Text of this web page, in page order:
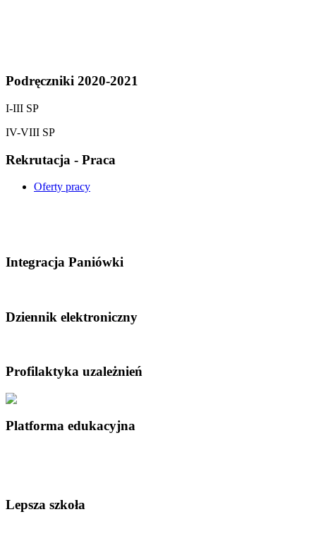
Podręczniki 2020-2021
I-III SP
IV-VIII SP
Rekrutacja - Praca
Oferty pracy
Integracja Paniówki
Dziennik elektroniczny
Profilaktyka uzależnień
Platforma edukacyjna
Lepsza szkoła